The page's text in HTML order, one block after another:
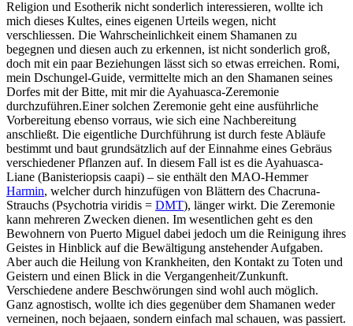
Religion und Esotherik nicht sonderlich interessieren, wollte ich
mich dieses Kultes, eines eigenen Urteils wegen, nicht
verschliessen. Die Wahrscheinlichkeit einem Shamanen zu
begegnen und diesen auch zu erkennen, ist nicht sonderlich groß,
doch mit ein paar Beziehungen lässt sich so etwas erreichen. Romi,
mein Dschungel-Guide, vermittelte mich an den Shamanen seines
Dorfes mit der Bitte, mit mir die Ayahuasca-Zeremonie
durchzuführen.Einer solchen Zeremonie geht eine ausführliche
Vorbereitung ebenso vorraus, wie sich eine Nachbereitung
anschließt. Die eigentliche Durchführung ist durch feste Abläufe
bestimmt und baut grundsätzlich auf der Einnahme eines Gebräus
verschiedener Pflanzen auf. In diesem Fall ist es die Ayahuasca-
Liane (Banisteriopsis caapi) – sie enthält den MAO-Hemmer
Harmin, welcher durch hinzufügen von Blättern des Chacruna-
Strauchs (Psychotria viridis = DMT), länger wirkt. Die Zeremonie
kann mehreren Zwecken dienen. Im wesentlichen geht es den
Bewohnern von Puerto Miguel dabei jedoch um die Reinigung ihres
Geistes in Hinblick auf die Bewältigung anstehender Aufgaben.
Aber auch die Heilung von Krankheiten, den Kontakt zu Toten und
Geistern und einen Blick in die Vergangenheit/Zunkunft.
Verschiedene andere Beschwörungen sind wohl auch möglich.
Ganz agnostisch, wollte ich dies gegenüber dem Shamanen weder
verneinen, noch bejaaen, sondern einfach mal schauen, was passiert.